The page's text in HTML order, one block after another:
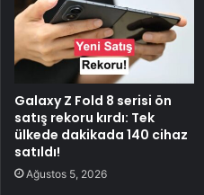
Galaxy Z Fold 8 serisi ön
satış rekoru kırdı: Tek
ülkede dakikada 140 cihaz
satıldı!
Ağustos 5, 2026